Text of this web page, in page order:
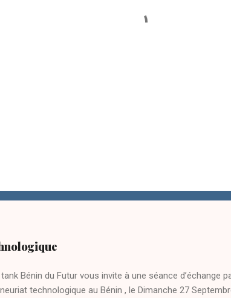
Bénin du Futur vous invite à une séance d’échange
technologique au Bénin , le Dimanche 27